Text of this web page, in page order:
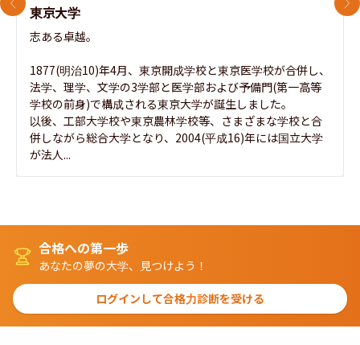
東京大学
志ある卓越。
1877(明治10)年4月、東京開成学校と東京医学校が合併し、
法学、理学、文学の3学部と医学部および予備門(第一高等
学校の前身)で構成される東京大学が誕生しました。
以後、工部大学校や東京農林学校等、さまざまな学校と合
併しながら総合大学となり、2004(平成16)年には国立大学
が法人...
前のスライド 次
合格への第一歩
あなたの夢の大学、見つけよう！
ログインして合格力診断を受ける